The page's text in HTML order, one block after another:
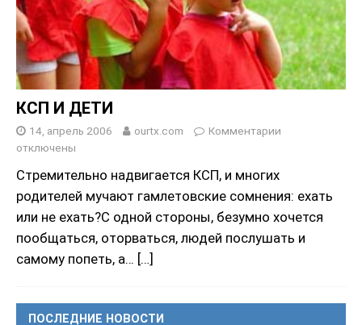
КСП И ДЕТИ
14, апрель 2006 ourtx.com
Комментарии
отключены
Стремительно надвигается КСП, и многих
родителей мучают гамлетовские сомнения: ехать
или не ехать?С одной стороны, безумно хочется
пообщаться, оторваться, людей послушать и
самому попеть, а… […]
ПОСЛЕДНИЕ НОВОСТИ